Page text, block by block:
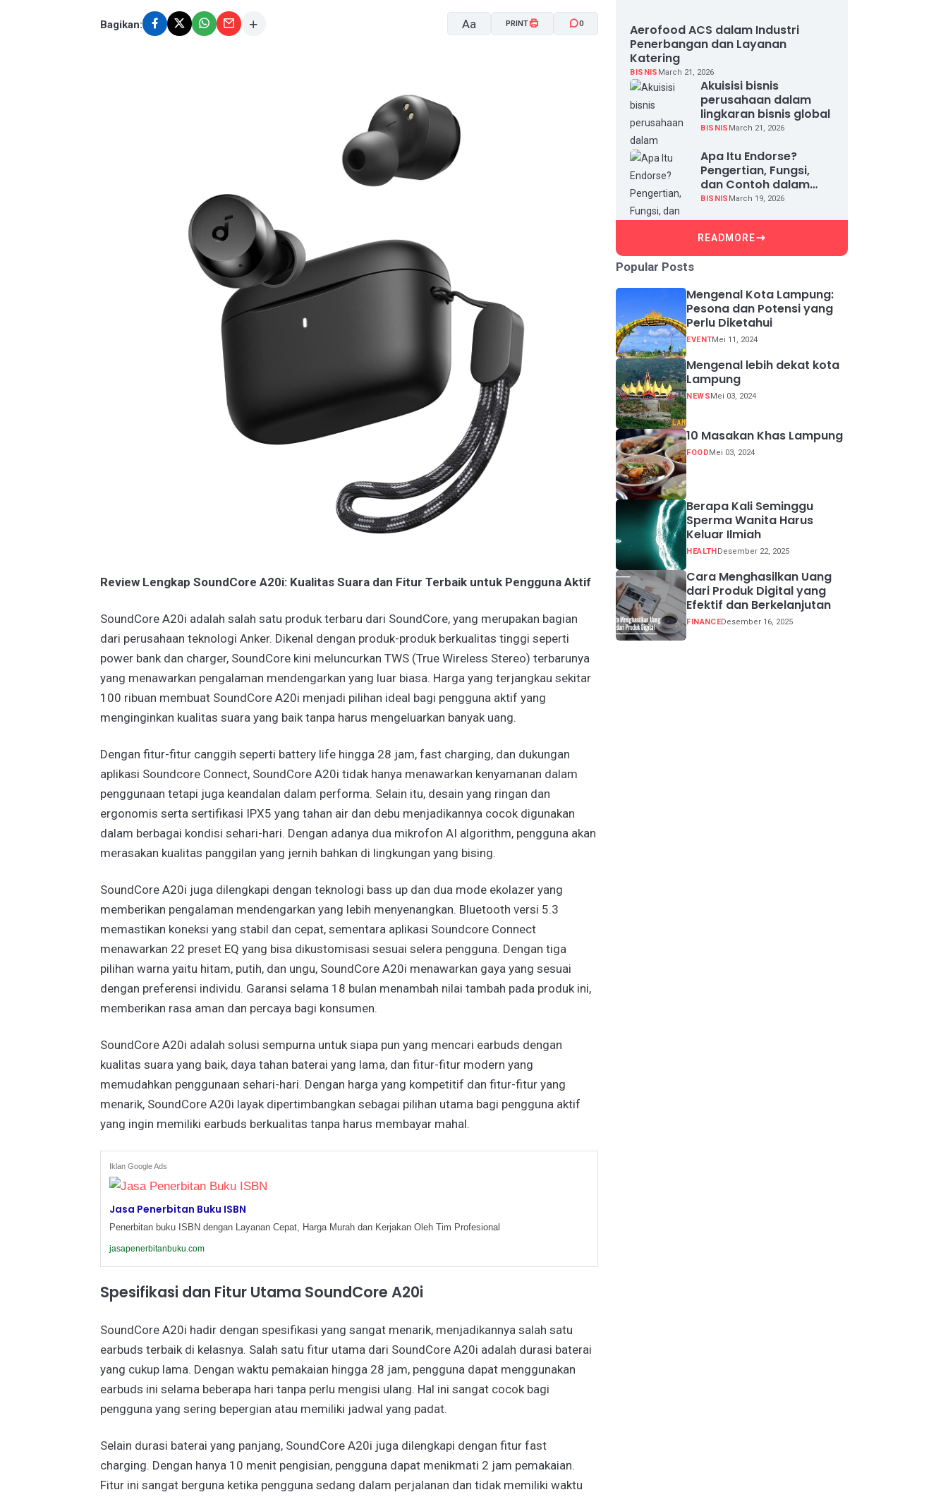
Bagikan: Aa PRINT 0
Review Lengkap SoundCore A20i: Kualitas Suara dan Fitur Terbaik untuk Pengguna Aktif
SoundCore A20i adalah salah satu produk terbaru dari SoundCore, yang merupakan bagian
dari perusahaan teknologi Anker. Dikenal dengan produk-produk berkualitas tinggi seperti
power bank dan charger, SoundCore kini meluncurkan TWS (True Wireless Stereo) terbarunya
yang menawarkan pengalaman mendengarkan yang luar biasa. Harga yang terjangkau sekitar
100 ribuan membuat SoundCore A20i menjadi pilihan ideal bagi pengguna aktif yang
menginginkan kualitas suara yang baik tanpa harus mengeluarkan banyak uang.
Dengan fitur-fitur canggih seperti battery life hingga 28 jam, fast charging, dan dukungan
aplikasi Soundcore Connect, SoundCore A20i tidak hanya menawarkan kenyamanan dalam
penggunaan tetapi juga keandalan dalam performa. Selain itu, desain yang ringan dan
ergonomis serta sertifikasi IPX5 yang tahan air dan debu menjadikannya cocok digunakan
dalam berbagai kondisi sehari-hari. Dengan adanya dua mikrofon AI algorithm, pengguna akan
merasakan kualitas panggilan yang jernih bahkan di lingkungan yang bising.
SoundCore A20i juga dilengkapi dengan teknologi bass up dan dua mode ekolazer yang
memberikan pengalaman mendengarkan yang lebih menyenangkan. Bluetooth versi 5.3
memastikan koneksi yang stabil dan cepat, sementara aplikasi Soundcore Connect
menawarkan 22 preset EQ yang bisa dikustomisasi sesuai selera pengguna. Dengan tiga
pilihan warna yaitu hitam, putih, dan ungu, SoundCore A20i menawarkan gaya yang sesuai
dengan preferensi individu. Garansi selama 18 bulan menambah nilai tambah pada produk ini,
memberikan rasa aman dan percaya bagi konsumen.
SoundCore A20i adalah solusi sempurna untuk siapa pun yang mencari earbuds dengan
kualitas suara yang baik, daya tahan baterai yang lama, dan fitur-fitur modern yang
memudahkan penggunaan sehari-hari. Dengan harga yang kompetitif dan fitur-fitur yang
menarik, SoundCore A20i layak dipertimbangkan sebagai pilihan utama bagi pengguna aktif
yang ingin memiliki earbuds berkualitas tanpa harus membayar mahal.
Iklan Google Ads
Jasa Penerbitan Buku ISBN
Penerbitan buku ISBN dengan Layanan Cepat, Harga Murah dan Kerjakan Oleh Tim Profesional
jasapenerbitanbuku.com
Spesifikasi dan Fitur Utama SoundCore A20i
SoundCore A20i hadir dengan spesifikasi yang sangat menarik, menjadikannya salah satu
earbuds terbaik di kelasnya. Salah satu fitur utama dari SoundCore A20i adalah durasi baterai
yang cukup lama. Dengan waktu pemakaian hingga 28 jam, pengguna dapat menggunakan
earbuds ini selama beberapa hari tanpa perlu mengisi ulang. Hal ini sangat cocok bagi
pengguna yang sering bepergian atau memiliki jadwal yang padat.
Selain durasi baterai yang panjang, SoundCore A20i juga dilengkapi dengan fitur fast
charging. Dengan hanya 10 menit pengisian, pengguna dapat menikmati 2 jam pemakaian.
Fitur ini sangat berguna ketika pengguna sedang dalam perjalanan dan tidak memiliki waktu
Aerofood ACS dalam Industri
Penerbangan dan Layanan
Katering
BISNIS March 21, 2026
Akuisisi bisnis
perusahaan dalam
lingkaran bisnis global
BISNIS March 21, 2026
Apa Itu Endorse?
Pengertian, Fungsi,
dan Contoh dalam
Dunia Bisnis
BISNIS March 19, 2026
READMORE
Popular Posts
Mengenal Kota Lampung:
Pesona dan Potensi yang
Perlu Diketahui
EVENTMei 11, 2024
Mengenal lebih dekat kota
Lampung
NEWS Mei 03, 2024
10 Masakan Khas Lampung
FOOD Mei 03, 2024
Berapa Kali Seminggu
Sperma Wanita Harus
Keluar Ilmiah
HEALTH Desember 22, 2025
Cara Menghasilkan Uang
dari Produk Digital yang
Efektif dan Berkelanjutan
FINANCEDesember 16, 2025